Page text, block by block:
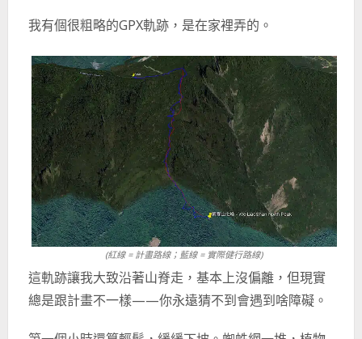
我有個很粗略的GPX軌跡，是在家裡弄的。
(紅線 = 計畫路線；藍線 = 實際健行路線)
這軌跡讓我大致沿著山脊走，基本上沒偏離，但現實
總是跟計畫不一樣——你永遠猜不到會遇到啥障礙。